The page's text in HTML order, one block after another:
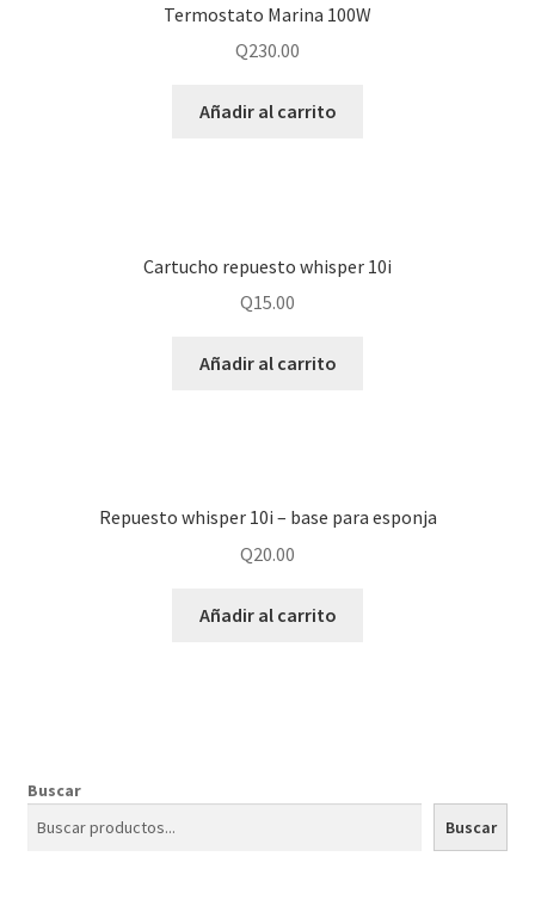
Termostato Marina 100W
Q230.00
Añadir al carrito
Cartucho repuesto whisper 10i
Q15.00
Añadir al carrito
Repuesto whisper 10i – base para esponja
Q20.00
Añadir al carrito
Buscar
Buscar